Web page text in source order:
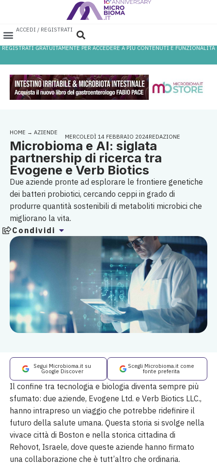
ACCEDI / REGISTRATI
REGISTRATI GRATUITAMENTE PER ACCEDERE A PIÙ CONTENUTI E FUNZIONALITÀ
HOME → AZIENDE
MERCOLEDÌ 14 FEBBRAIO 2024REDAZIONE
Microbioma e AI: siglata
partnership di ricerca tra
Evogene e Verb Biotics
Due aziende pronte ad esplorare le frontiere genetiche
dei batteri probiotici, cercando ceppi in grado di
produrre quantità sostenibili di metaboliti microbici che
migliorano la vita.
Condividi
Segui Microbioma.it su
Google Discover
Scegli Microbioma.it come
fonte preferita
Il confine tra tecnologia e biologia diventa sempre più
sfumato: due aziende, Evogene Ltd. e Verb Biotics LLC.,
hanno intrapreso un viaggio che potrebbe ridefinire il
futuro della salute umana. Questa storia si svolge nella
vivace città di Boston e nella storica cittadina di
Rehovot, Israele, dove queste aziende hanno firmato
una collaborazione che è tutt’altro che ordinaria.